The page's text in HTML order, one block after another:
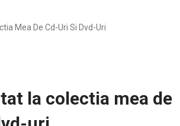
Mea De Cd-Uri Si Dvd-Uri
la colectia mea de